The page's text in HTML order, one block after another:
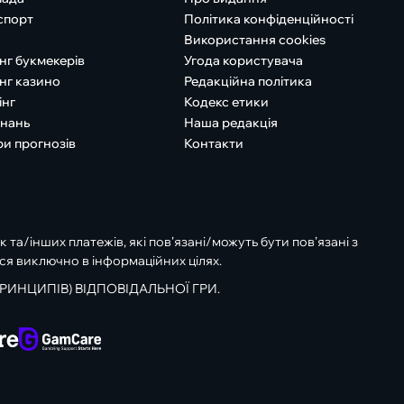
букмекерів
казино
прогнозів
Політика конфіденційності
Використання cookies
Угода користувача
Редакційна політика
Кодекс етики
Наша редакція
Контакти
інших платежів, які пов’язані/можуть бути пов’язані з
виключно в інформаційних цілях.
ВІДПОВІДАЛЬНОЇ ГРИ.